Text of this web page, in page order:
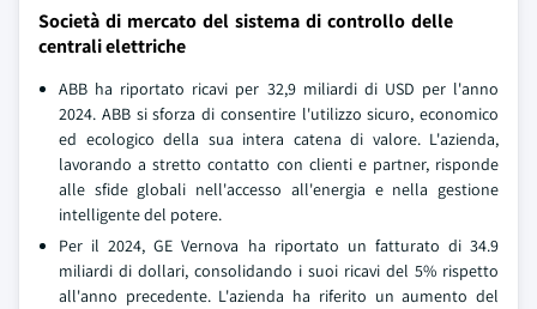
Società di mercato del sistema di controllo delle
centrali elettriche
ABB ha riportato ricavi per 32,9 miliardi di USD per l'anno
2024. ABB si sforza di consentire l'utilizzo sicuro, economico
ed ecologico della sua intera catena di valore. L'azienda,
lavorando a stretto contatto con clienti e partner, risponde
alle sfide globali nell'accesso all'energia e nella gestione
intelligente del potere.
Per il 2024, GE Vernova ha riportato un fatturato di 34.9
miliardi di dollari, consolidando i suoi ricavi del 5% rispetto
all'anno precedente. L'azienda ha riferito un aumento del